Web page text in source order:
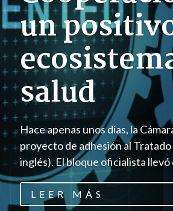
un
salud
Hace apenas unos días, la
proyecto de adhesión al
inglés). El bloque oficialista
LEER MÁS